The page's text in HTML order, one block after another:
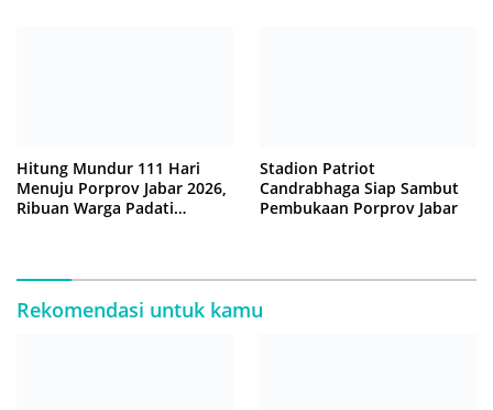
Hitung Mundur 111 Hari
Menuju Porprov Jabar 2026,
Ribuan Warga Padati
Stadion Patriot
Candrabhaga Siap Sambut
Pembukaan Porprov Jabar
Rekomendasi untuk kamu